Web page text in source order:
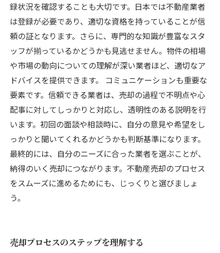
録状況を確認することも大切です。日本では不動産業者
は登録が必要であり、適切な資格を持っていることが信
頼の証となります。さらに、専門的な知識が豊富なスタ
ッフが揃っているかどうかも見逃せません。物件の相場
や市場の動向についての理解が深い業者ほど、適切なア
ドバイスを提供できます。 コミュニケーションも重要な
要素です。信頼できる業者は、売却の過程で不明点や心
配事に対してしっかりと対応し、透明性のある説明を行
います。初回の面談や相談時に、自分の意見や希望をし
っかりと聞いてくれるかどうかも判断基準になります。
最終的には、自分のニーズに合った業者を選ぶことが、
納得のいく売却につながります。不動産売却のプロセス
をスムーズに進めるためにも、じっくりと選びましょ
う。
売却プロセスのステップを理解する